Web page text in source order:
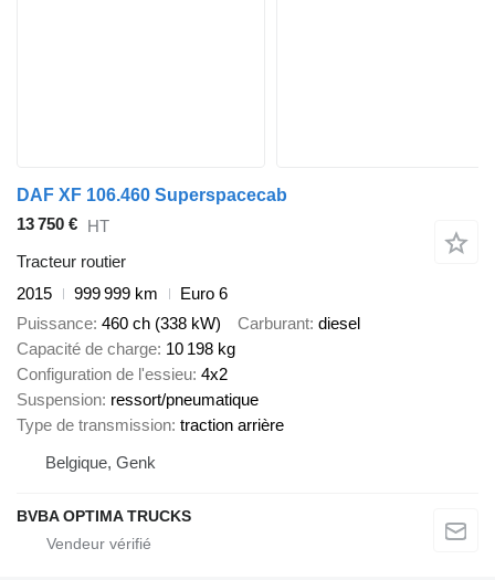
DAF XF 106.460 Superspacecab
13 750 € HT
Tracteur routier
2015
999 999 km
Euro 6
Puissance 460 ch (338 kW) Carburant diesel
Capacité de charge 10 198 kg
Configuration de l'essieu 4x2
Suspension ressort/pneumatique
Type de transmission traction arrière
Belgique, Genk
BVBA OPTIMA TRUCKS